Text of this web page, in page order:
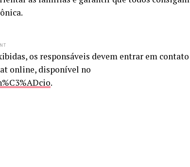
os responsáveis devem entrar em contato
online, disponível no
.